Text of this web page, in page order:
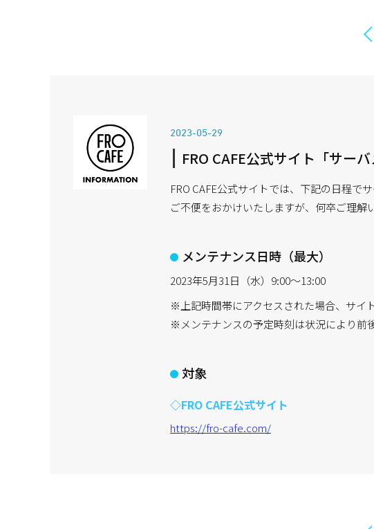
2023-05-29
FRO CAFE公式サイト「サー
FRO CAFE公式サイトでは、下記の日程で
ご不便をおかけいたしますが、何卒ご理解
メンテナンス日時（最大）
2023年5月31日（水）9:00～13:00
※上記時間帯にアクセスされた場合、サイ
※メンテナンスの予定時刻は状況により前
対象
◇FRO CAFE公式サイト
https://fro-cafe.com/